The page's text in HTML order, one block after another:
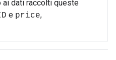
dati raccolti queste
e price,